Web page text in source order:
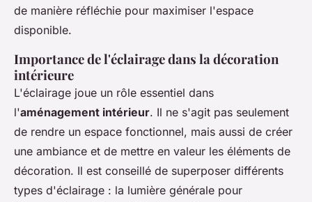
de manière réfléchie pour maximiser l'espace
disponible.
Importance de l'éclairage dans la décoration
intérieure
L'éclairage joue un rôle essentiel dans
l'aménagement intérieur. Il ne s'agit pas seulement
de rendre un espace fonctionnel, mais aussi de créer
une ambiance et de mettre en valeur les éléments de
décoration. Il est conseillé de superposer différents
types d'éclairage : la lumière générale pour